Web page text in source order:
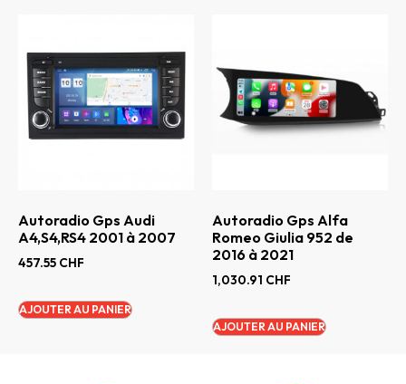
Autoradio Gps Audi
A4,S4,RS4 2001 à 2007
457.55 CHF
AJOUTER AU PANIER
Autoradio Gps Alfa
Romeo Giulia 952 de
2016 à 2021
1,030.91 CHF
AJOUTER AU PANIER